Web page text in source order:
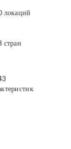
локаций
стран